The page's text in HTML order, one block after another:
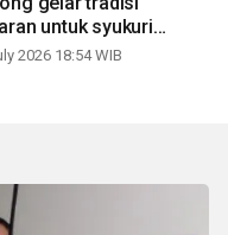
untuk syukuri
2026 18:54 WIB